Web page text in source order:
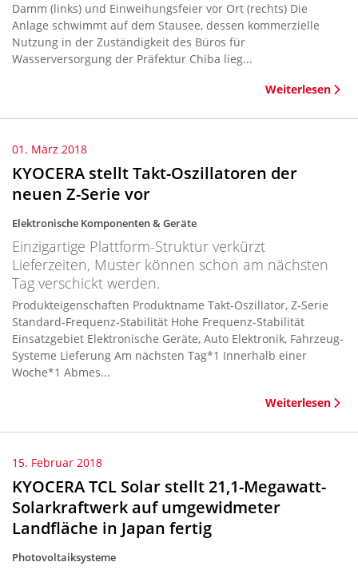
Damm (links) und Einweihungsfeier vor Ort (rechts) Die
Anlage schwimmt auf dem Stausee, dessen kommerzielle
Nutzung in der Zuständigkeit des Büros für
Wasserversorgung der Präfektur Chiba lieg...
Weiterlesen
01. März 2018
KYOCERA stellt Takt-Oszillatoren der
neuen Z-Serie vor
Elektronische Komponenten & Geräte
Einzigartige Plattform-Struktur verkürzt
Lieferzeiten, Muster können schon am nächsten
Tag verschickt werden.
Produkteigenschaften Produktname Takt-Oszillator, Z-Serie
Standard-Frequenz-Stabilität Hohe Frequenz-Stabilität
Einsatzgebiet Elektronische Geräte, Auto Elektronik, Fahrzeug-
Systeme Lieferung Am nächsten Tag*1 Innerhalb einer
Woche*1 Abmes...
Weiterlesen
15. Februar 2018
KYOCERA TCL Solar stellt 21,1-Megawatt-
Solarkraftwerk auf umgewidmeter
Landfläche in Japan fertig
Photovoltaiksysteme